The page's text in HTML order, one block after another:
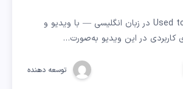
آموزش گرامر Used to در زبان انگلیسی — با ویدیو و
کاربردی در این ویدیو به‌صورت…
توسعه دهنده